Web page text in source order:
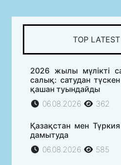
TOP
2026 жылы мүлікті
салық: сатудан
қашан туындайды
06.08.2026
362
Қазақстан мен
дамытуда
06.08.2026
585